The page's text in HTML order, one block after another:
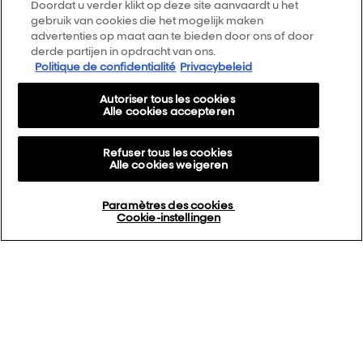
Doordat u verder klikt op deze site aanvaardt u het
gebruik van cookies die het mogelijk maken
advertenties op maat aan te bieden door ons of door
derde partijen in opdracht van ons.
Politique de confidentialité Privacybeleid
Paramètres des cookies
Cookie-instellingen
Refuser tous les cookies
Alle cookies weigeren
Autoriser tous les cookies
Alle cookies accepteren